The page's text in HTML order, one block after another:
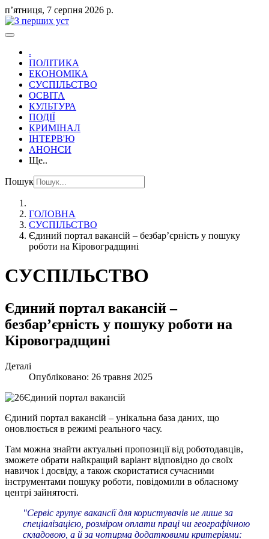
пʼятниця, 7 серпня 2026 р.
.
ПОЛІТИКА
ЕКОНОМІКА
СУСПІЛЬСТВО
ОСВІТА
КУЛЬТУРА
ПОДІЇ
КРИМІНАЛ
ІНТЕРВ'Ю
АНОНСИ
Ще..
Пошук
ГОЛОВНА
СУСПІЛЬСТВО
Єдиний портал вакансій – безбар’єрність у пошуку
роботи на Кіровоградщині
СУСПІЛЬСТВО
Єдиний портал вакансій –
безбар’єрність у пошуку роботи на
Кіровоградщині
Деталі
Опубліковано: 26 травня 2025
Єдиний портал вакансій – унікальна база даних, що
оновлюється в режимі реального часу.
Там можна знайти актуальні пропозиції від роботодавців,
зможете обрати найкращий варіант відповідно до своїх
навичок і досвіду, а також скористатися сучасними
інструментами пошуку роботи, повідомили в обласному
центрі зайнятості.
"Сервіс групує вакансії для користувачів не лише за
спеціалізацією, розміром оплати праці чи географічною
складовою, а й за чотирма додатковими критеріями: